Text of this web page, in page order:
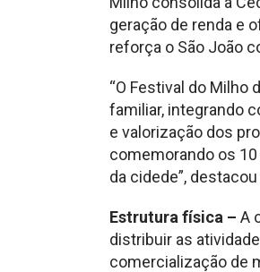
geração de renda e
reforça o São João
“O Festival do
familiar, integrando
e valorização dos
comemorando os
da cidede”,
Estrutura física – A
distribuir as
comercialização de